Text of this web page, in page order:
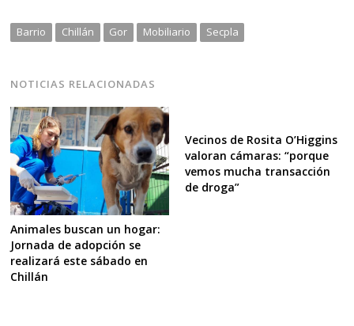
Barrio Chillán Gor Mobiliario Secpla
NOTICIAS RELACIONADAS
Animales buscan un hogar:
Jornada de adopción se
realizará este sábado en
Chillán
Vecinos de Rosita O’Higgins
valoran cámaras: “porque
vemos mucha transacción
de droga”